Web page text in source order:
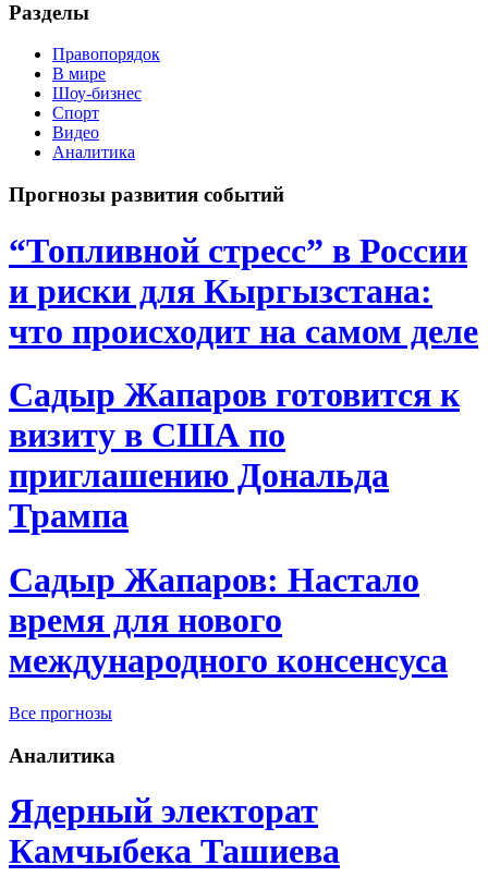
Разделы
Правопорядок
В мире
Шоу-бизнес
Спорт
Видео
Аналитика
Прогнозы развития событий
“Топливной стресс” в России
и риски для Кыргызстана:
что происходит на самом деле
Садыр Жапаров готовится к
визиту в США по
приглашению Дональда
Трампа
Садыр Жапаров: Настало
время для нового
международного консенсуса
Все прогнозы
Аналитика
Ядерный электорат
Камчыбека Ташиева